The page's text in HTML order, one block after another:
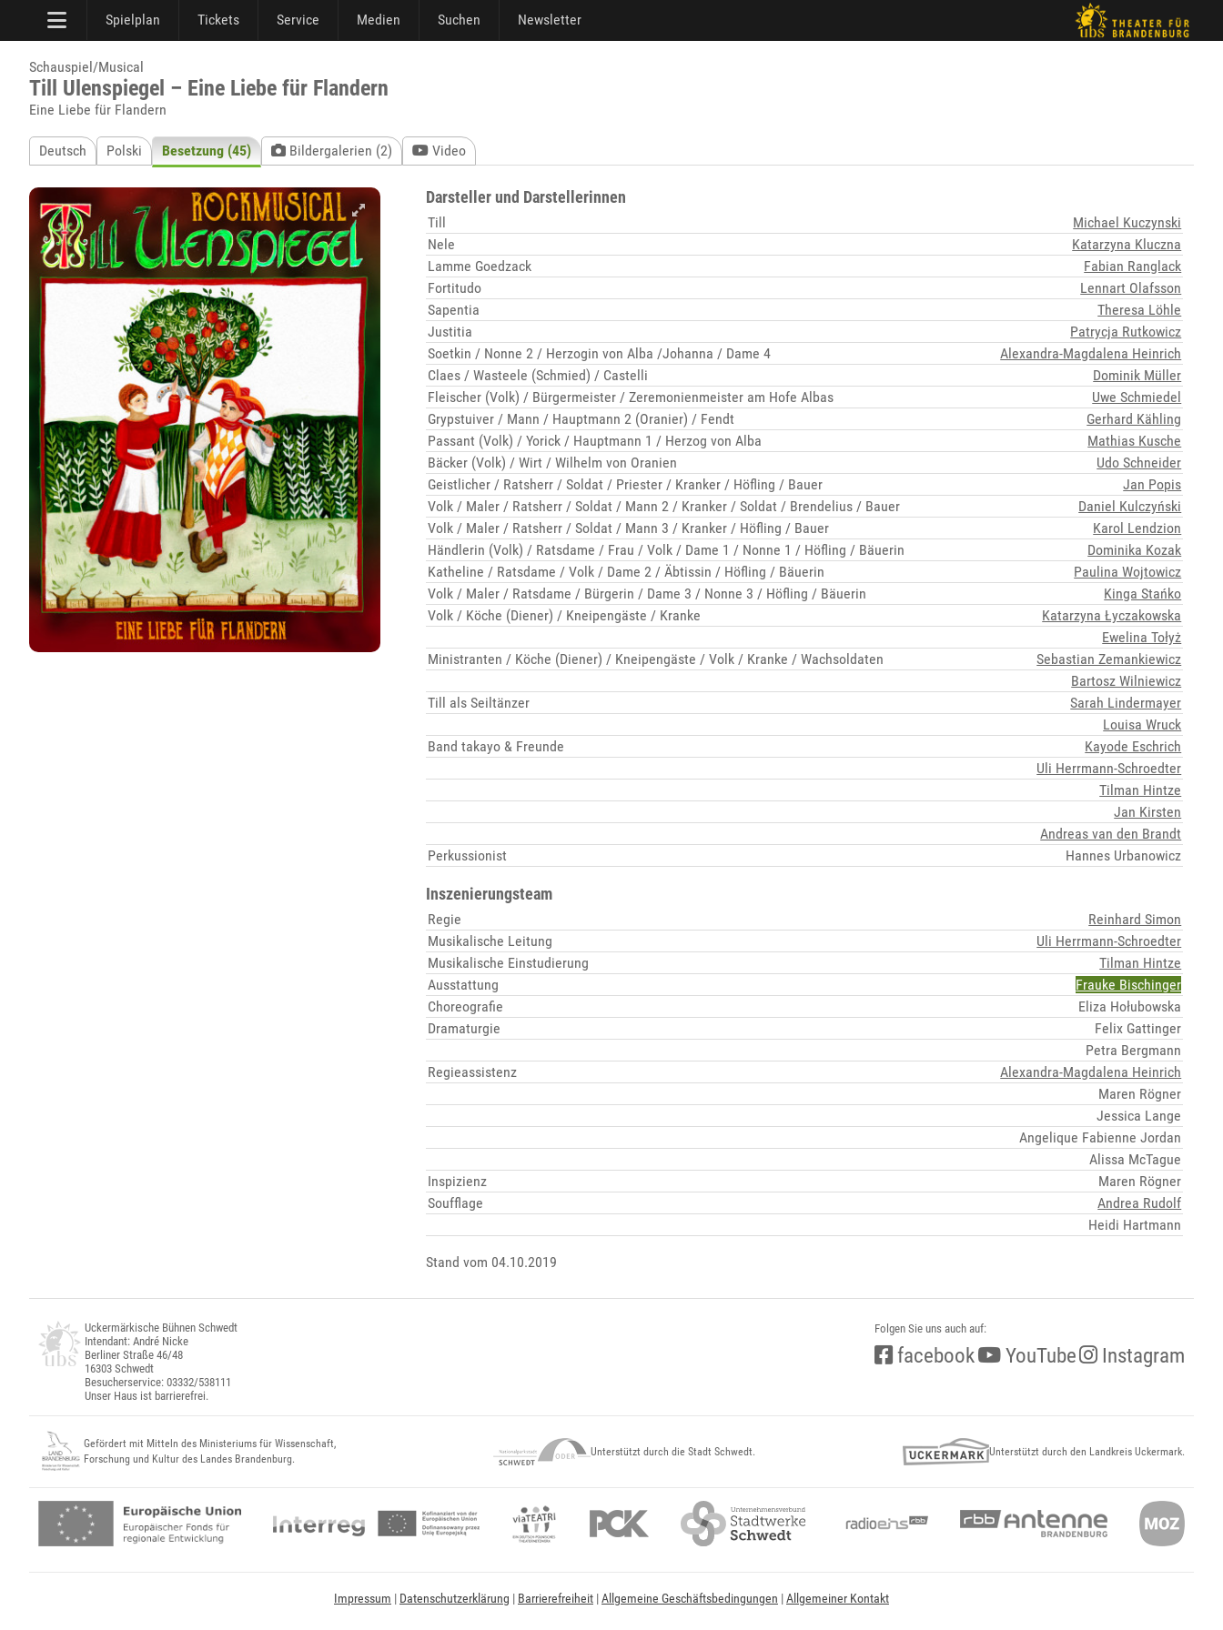
Spielplan Tickets Service Medien Suchen Newsletter
Schauspiel/Musical
Till Ulenspiegel – Eine Liebe für Flandern
Eine Liebe für Flandern
Deutsch Polski Besetzung (45) Bildergalerien (2) Video
Darsteller und Darstellerinnen
Till
Michael Kuczynski
Nele
Katarzyna Kluczna
Lamme Goedzack
Fabian Ranglack
Fortitudo
Lennart Olafsson
Sapentia
Theresa Löhle
Justitia
Patrycja Rutkowicz
Soetkin / Nonne 2 / Herzogin von Alba /Johanna / Dame 4
Alexandra-Magdalena Heinrich
Claes / Wasteele (Schmied) / Castelli
Dominik Müller
Fleischer (Volk) / Bürgermeister / Zeremonienmeister am Hofe Albas
Uwe Schmiedel
Grypstuiver / Mann / Hauptmann 2 (Oranier) / Fendt
Gerhard Kähling
Passant (Volk) / Yorick / Hauptmann 1 / Herzog von Alba
Mathias Kusche
Bäcker (Volk) / Wirt / Wilhelm von Oranien
Udo Schneider
Geistlicher / Ratsherr / Soldat / Priester / Kranker / Höfling / Bauer
Jan Popis
Volk / Maler / Ratsherr / Soldat / Mann 2 / Kranker / Soldat / Brendelius / Bauer
Daniel Kulczyński
Volk / Maler / Ratsherr / Soldat / Mann 3 / Kranker / Höfling / Bauer
Karol Lendzion
Händlerin (Volk) / Ratsdame / Frau / Volk / Dame 1 / Nonne 1 / Höfling / Bäuerin
Dominika Kozak
Katheline / Ratsdame / Volk / Dame 2 / Äbtissin / Höfling / Bäuerin
Paulina Wojtowicz
Volk / Maler / Ratsdame / Bürgerin / Dame 3 / Nonne 3 / Höfling / Bäuerin
Kinga Stańko
Volk / Köche (Diener) / Kneipengäste / Kranke
Katarzyna Łyczakowska
Ewelina Tołyż
Ministranten / Köche (Diener) / Kneipengäste / Volk / Kranke / Wachsoldaten
Sebastian Zemankiewicz
Bartosz Wilniewicz
Till als Seiltänzer
Sarah Lindermayer
Louisa Wruck
Band takayo & Freunde
Kayode Eschrich
Uli Herrmann-Schroedter
Tilman Hintze
Jan Kirsten
Andreas van den Brandt
Perkussionist
Hannes Urbanowicz
Inszenierungsteam
Regie
Reinhard Simon
Musikalische Leitung
Uli Herrmann-Schroedter
Musikalische Einstudierung
Tilman Hintze
Ausstattung
Frauke Bischinger
Choreografie
Eliza Hołubowska
Dramaturgie
Felix Gattinger
Petra Bergmann
Regieassistenz
Alexandra-Magdalena Heinrich
Maren Rögner
Jessica Lange
Angelique Fabienne Jordan
Alissa McTague
Inspizienz
Maren Rögner
Soufflage
Andrea Rudolf
Heidi Hartmann
Stand vom 04.10.2019
Uckermärkische Bühnen Schwedt
Intendant: André Nicke
Berliner Straße 46/48
16303 Schwedt
Besucherservice: 03332/538111
Unser Haus ist barrierefrei.
Folgen Sie uns auch auf:
facebook YouTube Instagram
Gefördert mit Mitteln des Ministeriums für Wissenschaft,
Forschung und Kultur des Landes Brandenburg.
Unterstützt durch die Stadt Schwedt. Unterstützt durch den Landkreis Uckermark.
Impressum | Datenschutzerklärung | Barrierefreiheit |Allgemeine Geschäftsbedingungen |Allgemeiner Kontakt